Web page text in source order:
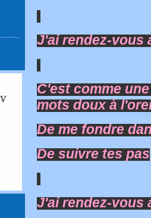
J'ai rendez-vous
C'est comme
mots doux à
De me fondre
De suivre tes pas
J'ai rendez-vous